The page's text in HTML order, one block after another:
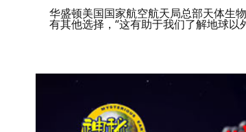
华盛顿美国国家航空航天局总部天体生
有其他选择，“这有助于我们了解地球